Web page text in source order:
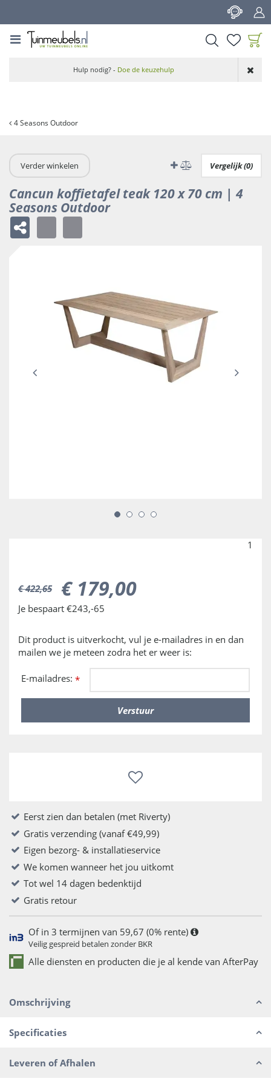
4 Seasons Outdoor
aan wensenlijst
Hulp nodig? - Doe de keuzehulp
Verder winkelen Vergelijk (0)
Cancun koffietafel teak 120 x 70 cm | 4
Seasons Outdoor
1
€ 422,65 € 179,00
Je bespaart €243,-65
Dit product is uitverkocht, vul je e-mailadres in en dan
mailen we je meteen zodra het er weer is:
E-mailadres: *
Eerst zien dan betalen (met Riverty)
Gratis verzending (vanaf €49,99)
Eigen bezorg- & installatieservice
We komen wanneer het jou uitkomt
Tot wel 14 dagen bedenktijd
Gratis retour
Of in 3 termijnen van 59,67 (0% rente)
Veilig gespreid betalen zonder BKR
Alle diensten en producten die je al kende van AfterPay
Omschrijving
Specificaties
Leveren of Afhalen